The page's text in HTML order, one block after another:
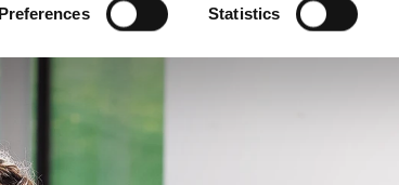
Preferences StatisticsDanska